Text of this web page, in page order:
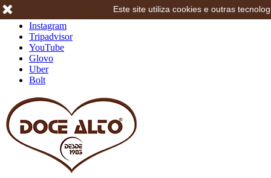
Instagram
Tripadvisor
YouTube
Glovo
Uber
Bolt
Este site utiliza cookies e outras